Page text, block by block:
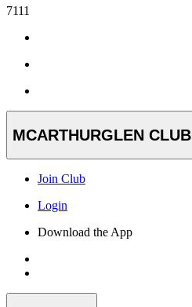
7111
MCARTHURGLEN CLUB
Join Club
Login
Download the App